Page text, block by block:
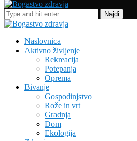
Najdi
Naslovnica
Aktivno življenje
Rekreacija
Potepanja
Oprema
Bivanje
Gospodinjstvo
Rože in vrt
Gradnja
Dom
Ekologija